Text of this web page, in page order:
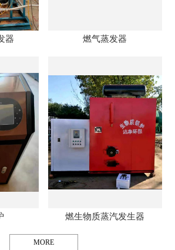
器 燃气蒸发器
燃生物质蒸汽发生器
MORE